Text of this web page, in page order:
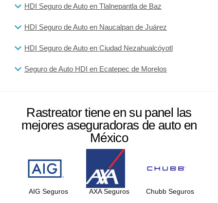
HDI Seguro de Auto en Tlalnepantla de Baz
HDI Seguro de Auto en Naucalpan de Juárez
HDI Seguro de Auto en Ciudad Nezahualcóyotl
Seguro de Auto HDI en Ecatepec de Morelos
Rastreator tiene en su panel las
mejores aseguradoras de auto en
México
AIG Seguros AXA Seguros Chubb Seguros